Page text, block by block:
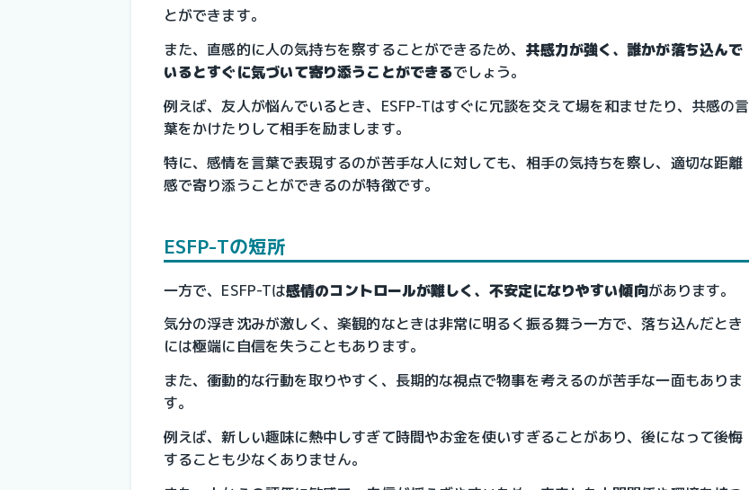
とができます。
また、直感的に人の気持ちを察することができるため、 共感力が強く、誰かが落ち込んで
いるとすぐに気づいて寄り添うことができるでしょう。
例えば、友人が悩んでいるとき、ESFP-Tはすぐに冗談を交えて場を和ませたり、共感の言
葉をかけたりして相手を励まします。
特に、感情を言葉で表現するのが苦手な人に対しても、相手の気持ちを察し、適切な距離
感で寄り添うことができるのが特徴です。
ESFP-Tの短所
一方で、ESFP-Tは感情のコントロールが難しく、不安定になりやすい傾向があります。
気分の浮き沈みが激しく、楽観的なときは非常に明るく振る舞う一方で、落ち込んだとき
には極端に自信を失うこともあります。
また、衝動的な行動を取りやすく、長期的な視点で物事を考えるのが苦手な一面もありま
す。
例えば、新しい趣味に熱中しすぎて時間やお金を使いすぎることがあり、後になって後悔
することも少なくありません。